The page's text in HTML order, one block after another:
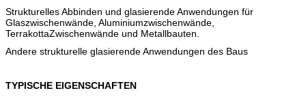
Strukturelles Abbinden und glasierende Anwendungen für
Glaszwischenwände, Aluminiumzwischenwände,
TerrakottaZwischenwände und Metallbauten.
Andere strukturelle glasierende Anwendungen des Baus
TYPISCHE EIGENSCHAFTEN